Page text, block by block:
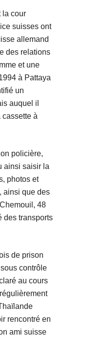
la cour
suisses ont
allemand
des relations
et une
à Pattaya
un
auquel il
à
policière,
ainsi saisir la
photos et
ainsi que des
48
des transports
de prison
contrôle
au cours
rencontré en
ami suisse